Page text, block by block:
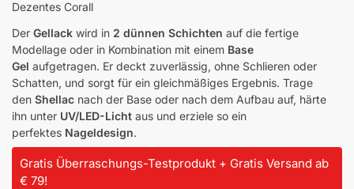
Dezentes Corall
Der Gellack wird in 2 dünnen Schichten auf die fertige
Modellage oder in Kombination mit einem Base
Gel aufgetragen. Er deckt zuverlässig, ohne Schlieren oder
Schatten, und sorgt für ein gleichmäßiges Ergebnis. Trage
den Shellac nach der Base oder nach dem Aufbau auf, härte
ihn unter UV/LED-Licht aus und erziele so ein
perfektes Nageldesign.
Gratis Überraschungs-Testprodukt + Gratis Versand ab
€ 79!